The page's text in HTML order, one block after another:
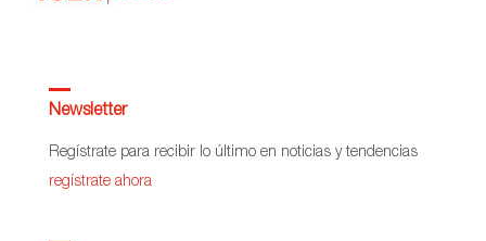
Newsletter
Regístrate para recibir lo último en noticias y tendencias
regístrate ahora